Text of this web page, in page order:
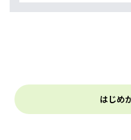
はじめ